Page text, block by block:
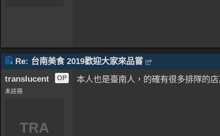
Re: 台南美食 2019歡迎大家來品嘗
translucent OP
未註冊
TRA
本人也是臺南人，的確有很多排隊的